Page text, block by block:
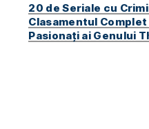
20 de Seriale cu
Clasamentul
Pasionați ai Genului